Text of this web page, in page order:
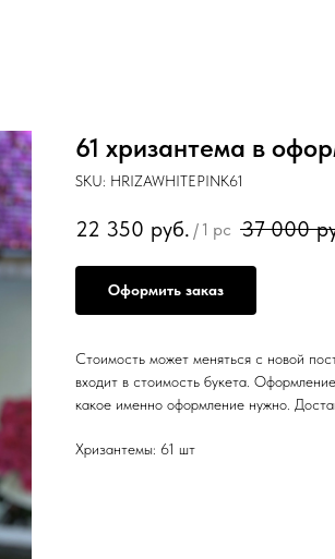
61 хризантема в
SKU: HRIZAWHITEPINK61
22 350 руб. / 1 pc 37 000
Оформить заказ
Стоимость может меняться с новой
входит в стоимость букета.
какое именно оформление нужно.
Хризантемы: 61 шт